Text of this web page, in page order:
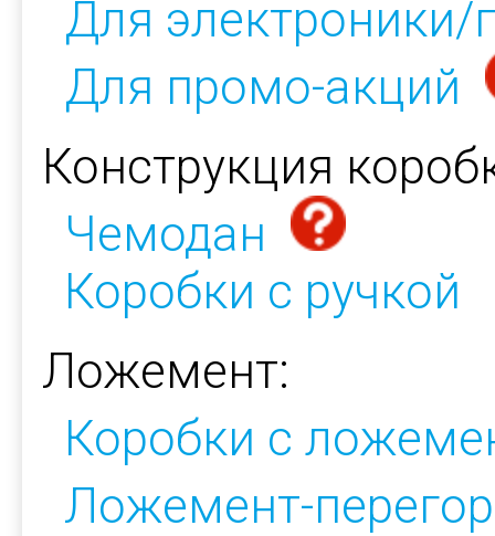
Для
Для промо-акций
Конструкция
Чемодан
Коробки с ручкой
Ложемент:
Коробки с
Ложемент-